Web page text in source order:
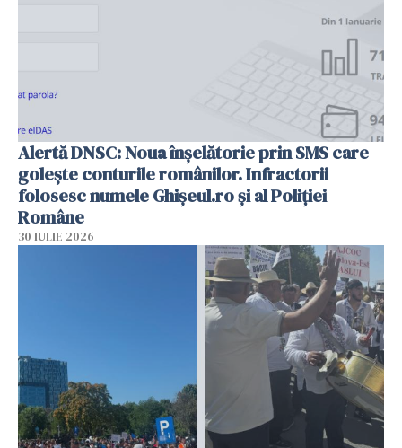
Alertă DNSC: Noua înșelătorie prin SMS care
golește conturile românilor. Infractorii
folosesc numele Ghișeul.ro și al Poliției
Române
30 IULIE 2026